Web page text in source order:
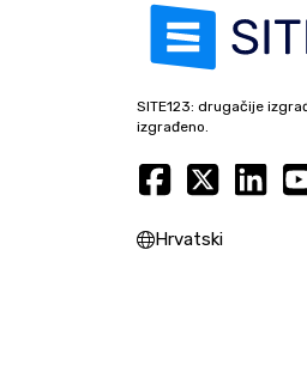
SITE123: drugačije
izgrađeno.
Hrvatski